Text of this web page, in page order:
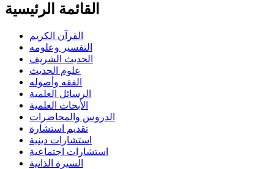
القائمة الرئيسية
القرآن الكريم
التفسير وعلومه
الحديث الشريف
علوم الحديث
الفقه وأصوله
الرسائل العلمية
الأبحاث العلمية
الدروس والمحاضرات
تقديم استشارة
استشارات دينية
استشارات اجتماعية
السيرة الذاتية